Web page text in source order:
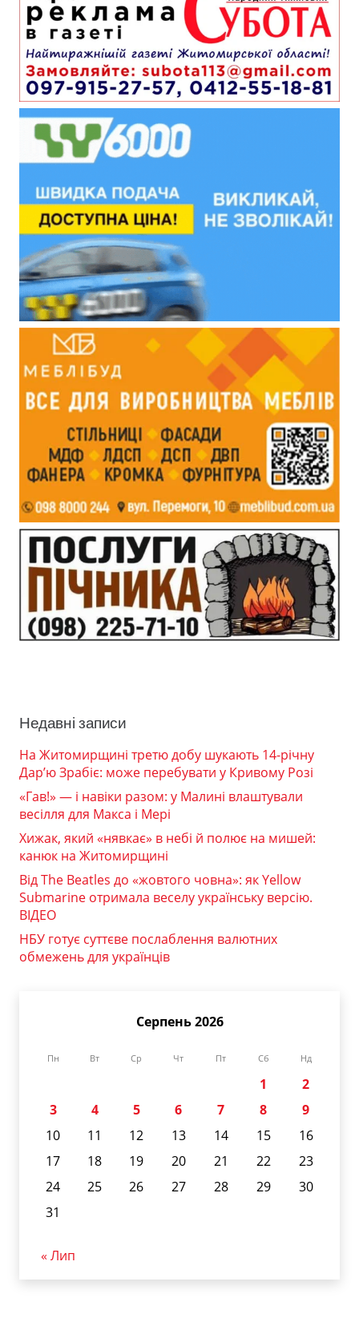
Недавні записи
На Житомирщині третю добу шукають 14-річну
Дар’ю Зрабіє: може перебувати у Кривому Розі
«Гав!» — і навіки разом: у Малині влаштували
весілля для Макса і Мері
Хижак, який «нявкає» в небі й полює на мишей:
канюк на Житомирщині
Від The Beatles до «жовтого човна»: як Yellow
Submarine отримала веселу українську версію.
ВІДЕО
НБУ готує суттєве послаблення валютних
обмежень для українців
Серпень 2026
Пн Вт Ср Чт Пт Сб Нд
1
2
3
4 5 6 7 8
9
10
11 12 13 14 15
16
17
18 19 20 21 22
23
24
25 26 27 28 29
30
31
« Лип